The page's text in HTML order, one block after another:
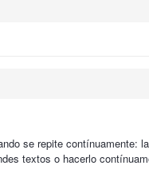
se repite
textos o hacerlo